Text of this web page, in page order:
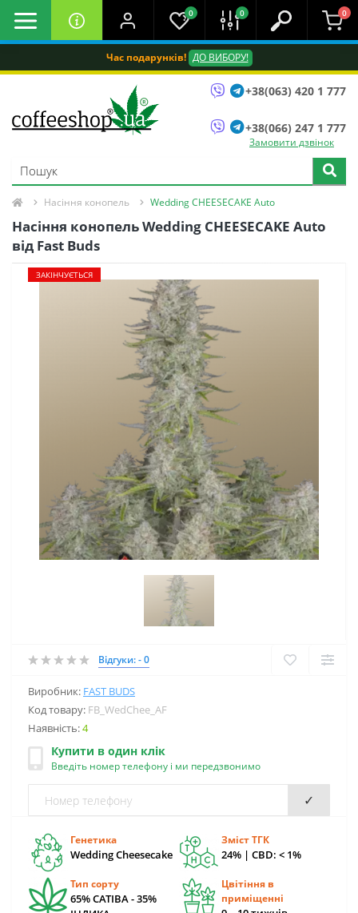
Час подарунків! ДО ВИБОРУ!
0 0 0
+38(063) 420 1 777
+38(066) 247 1 777
Замовити дзвінок
Насіння конопель Wedding CHEESECAKE Auto
Насіння конопель Wedding CHEESECAKE Auto
від Fast Buds
ЗАКІНЧУЄТЬСЯ
Відгуки: - 0
Виробник: FAST BUDS
Код товару: FB_WedChee_AF
Наявність:4
Купити в один клік
Введіть номер телефону і ми передзвонимо
✓
Генетика
Wedding Cheesecake
Зміст ТГК
24% | CBD: < 1%
Тип сорту
65% САТІВА - 35%
Цвітіння в
приміщенні